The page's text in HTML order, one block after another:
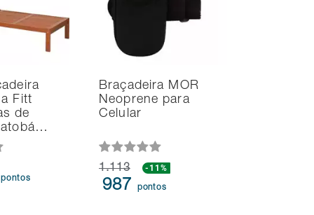
Fitt
de
pontos
Braçadeira MOR
Neoprene para
Celular
1.113 -11%
987 pontos